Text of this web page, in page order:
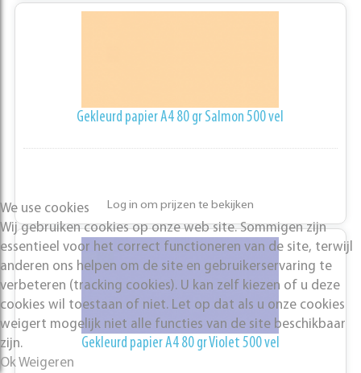
Gekleurd papier A4 80 gr Salmon 500 vel
Log in om prijzen te bekijken
Gekleurd papier A4 80 gr Violet 500 vel
We use cookies
Wij gebruiken cookies op onze web site. Sommigen zijn
essentieel voor het correct functioneren van de site, terwijl
anderen ons helpen om de site en gebruikerservaring te
verbeteren (tracking cookies). U kan zelf kiezen of u deze
cookies wil toestaan of niet. Let op dat als u onze cookies
weigert mogelijk niet alle functies van de site beschikbaar
zijn.
OkWeigeren